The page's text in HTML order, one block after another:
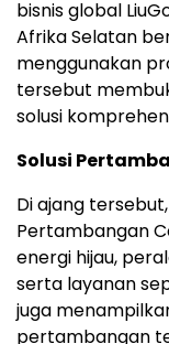
bisnis global
Afrika Selatan
menggunakan
tersebut
solusi
Solusi
Di ajang
Pertambangan
energi hijau,
serta layanan
juga
pertambangan